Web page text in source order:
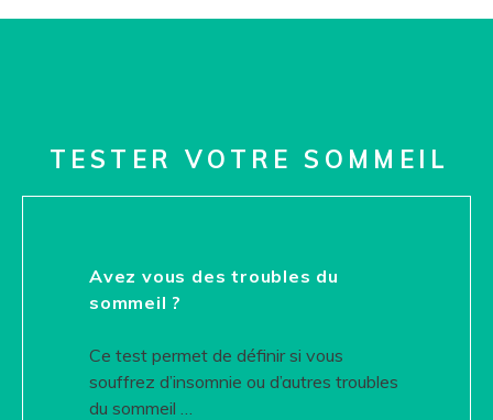
TESTER VOTRE SOMMEIL
Avez vous des troubles du
sommeil ?
Ce test permet de définir si vous
souffrez d’insomnie ou d’autres troubles
du sommeil …